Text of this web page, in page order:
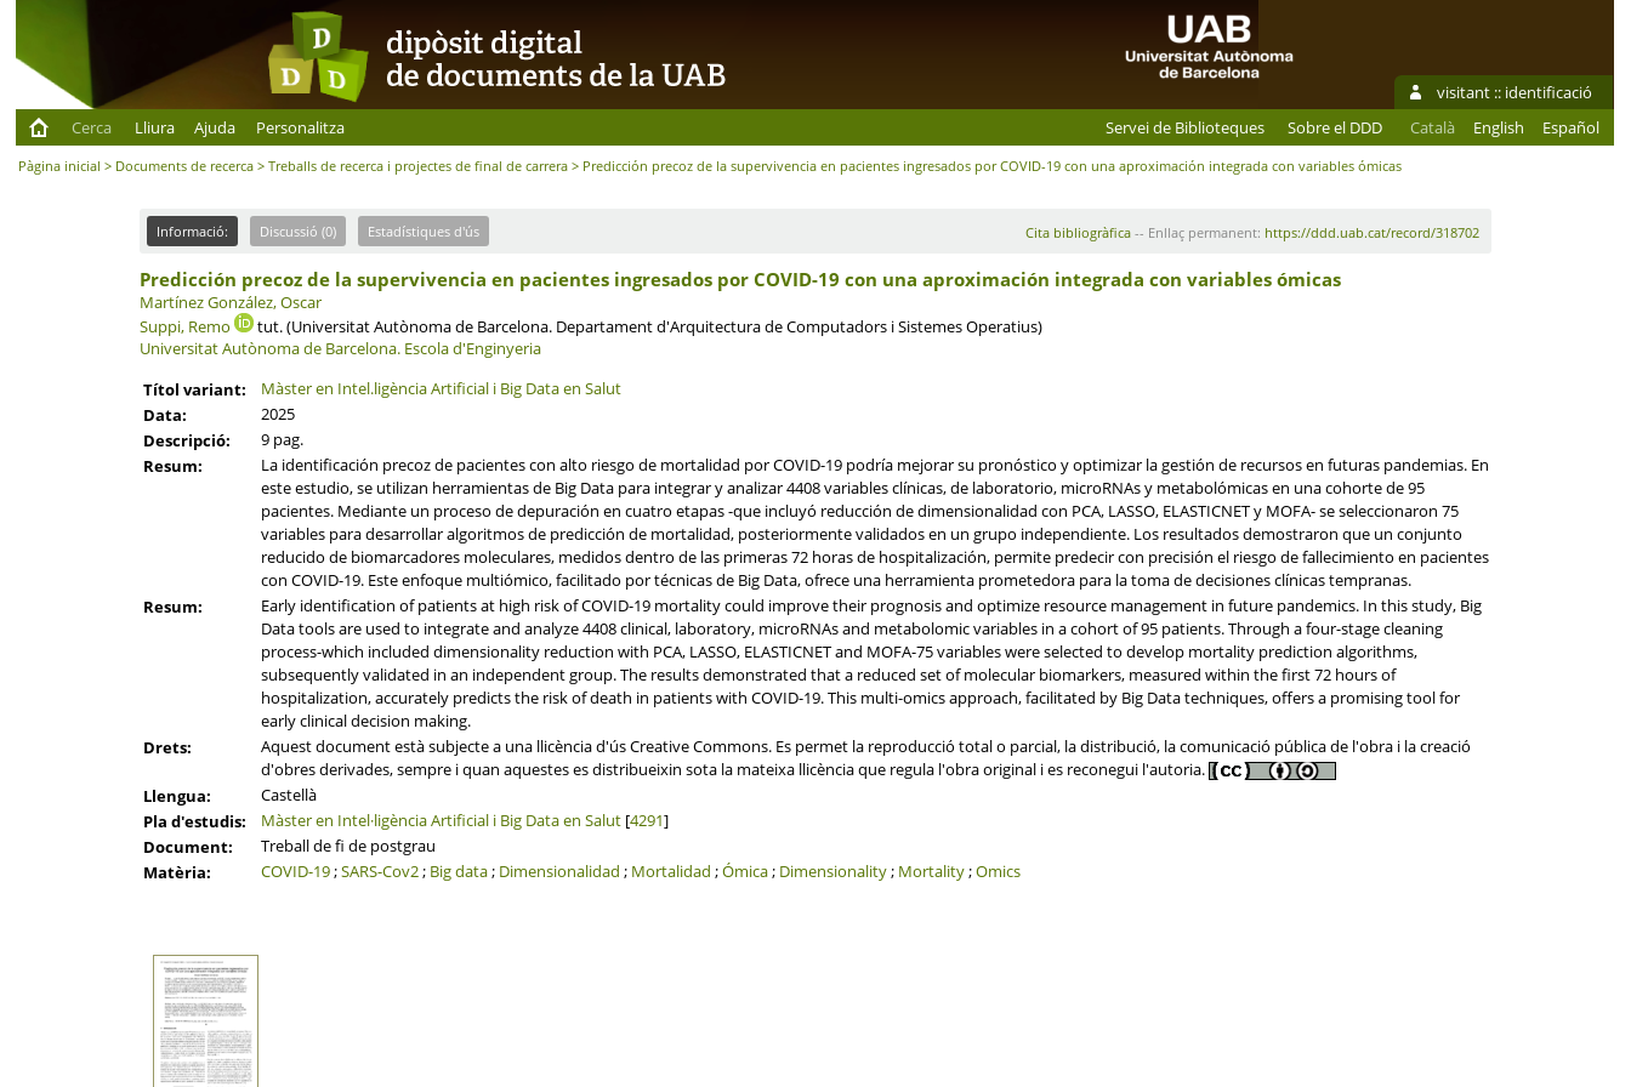
visitant :: identificació
Cerca
Lliura Ajuda Personalitza Servei de Biblioteques Sobre el DDD Català English Español
Pàgina inicial > Documents de recerca >Treballs de recerca i projectes de final de carrera > Predicción precoz de la supervivencia en pacientes ingresados por COVID-19 con una aproximación integrada con variables ómicas
Informació: Discussió (0) Estadístiques d'ús Cita bibliogràfica-- Enllaç permanent: https://ddd.uab.cat/record/318702
Predicción precoz de la supervivencia en pacientes ingresados por COVID-19 con una aproximación integrada con variables ómicas
Martínez González, Oscar
Suppi, Remo
tut. (Universitat Autònoma de Barcelona. Departament d'Arquitectura de Computadors i Sistemes Operatius)
Universitat Autònoma de Barcelona. Escola d'Enginyeria
Títol variant:
Màster en Intel.ligència Artificial i Big Data en Salut
Data:
2025
Descripció:
9 pag.
Resum:
La identificación precoz de pacientes con alto riesgo de mortalidad por COVID-19 podría mejorar su pronóstico y optimizar la gestión de recursos en futuras pandemias. En
este estudio, se utilizan herramientas de Big Data para integrar y analizar 4408 variables clínicas, de laboratorio, microRNAs y metabolómicas en una cohorte de 95
pacientes. Mediante un proceso de depuración en cuatro etapas -que incluyó reducción de dimensionalidad con PCA, LASSO, ELASTICNET y MOFA- se seleccionaron 75
variables para desarrollar algoritmos de predicción de mortalidad, posteriormente validados en un grupo independiente. Los resultados demostraron que un conjunto
reducido de biomarcadores moleculares, medidos dentro de las primeras 72 horas de hospitalización, permite predecir con precisión el riesgo de fallecimiento en pacientes
con COVID-19. Este enfoque multiómico, facilitado por técnicas de Big Data, ofrece una herramienta prometedora para la toma de decisiones clínicas tempranas.
Resum:
Early identification of patients at high risk of COVID-19 mortality could improve their prognosis and optimize resource management in future pandemics. In this study, Big
Data tools are used to integrate and analyze 4408 clinical, laboratory, microRNAs and metabolomic variables in a cohort of 95 patients. Through a four-stage cleaning
process-which included dimensionality reduction with PCA, LASSO, ELASTICNET and MOFA-75 variables were selected to develop mortality prediction algorithms,
subsequently validated in an independent group. The results demonstrated that a reduced set of molecular biomarkers, measured within the first 72 hours of
hospitalization, accurately predicts the risk of death in patients with COVID-19. This multi-omics approach, facilitated by Big Data techniques, offers a promising tool for
early clinical decision making.
Drets:
Aquest document està subjecte a una llicència d'ús Creative Commons. Es permet la reproducció total o parcial, la distribució, la comunicació pública de l'obra i la creació
d'obres derivades, sempre i quan aquestes es distribueixin sota la mateixa llicència que regula l'obra original i es reconegui l'autoria.
Llengua:
Castellà
Pla d'estudis:
Màster en Intel·ligència Artificial i Big Data en Salut[4291]
Document:
Treball de fi de postgrau
Matèria:
COVID-19;SARS-Cov2; Big data; Dimensionalidad ; Mortalidad ;Ómica; Dimensionality; Mortality;Omics